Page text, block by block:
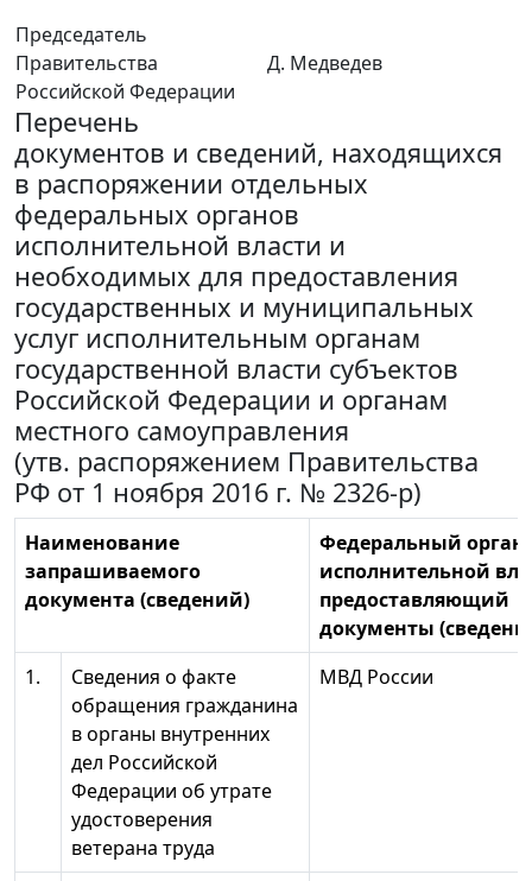
Председатель
Правительства
Российской Федерации
Д. Медведев
Перечень
документов и сведений, находящихся
в распоряжении отдельных
федеральных органов
исполнительной власти и
необходимых для предоставления
государственных и муниципальных
услуг исполнительным органам
государственной власти субъектов
Российской Федерации и органам
местного самоуправления
(утв. распоряжением Правительства
РФ от 1 ноября 2016 г. № 2326-р)
Наименование
запрашиваемого
документа (сведений)
Федеральный орган
исполнительной
предоставляющий
документы
1.
Сведения о факте
обращения гражданина
в органы внутренних
дел Российской
Федерации об утрате
удостоверения
ветерана труда
МВД России